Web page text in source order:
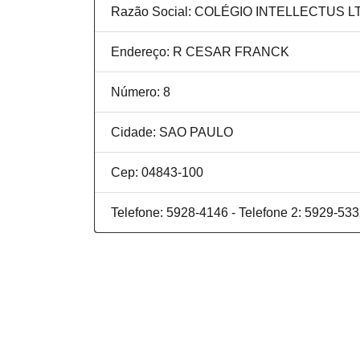
Razão Social: COLÉGIO INTELLECTUS
Endereço: R CESAR FRANCK
Número: 8
Cidade: SAO PAULO
Cep: 04843-100
Telefone: 5928-4146 - Telefone 2: 5929-